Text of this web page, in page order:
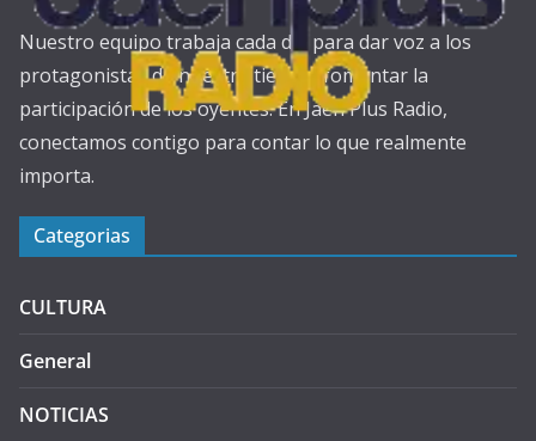
Nuestro equipo trabaja cada día para dar voz a los
protagonistas de nuestra tierra y fomentar la
participación de los oyentes. En Jaén Plus Radio,
conectamos contigo para contar lo que realmente
importa.
Categorias
CULTURA
General
NOTICIAS